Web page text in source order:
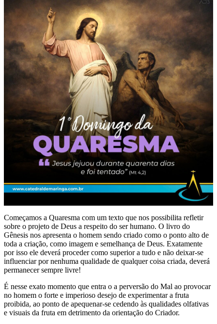
Começamos a Quaresma com um texto que nos possibilita refletir
sobre o projeto de Deus a respeito do ser humano. O livro do
Gênesis nos apresenta o homem sendo criado como o ponto alto de
toda a criação, como imagem e semelhança de Deus. Exatamente
por isso ele deverá proceder como superior a tudo e não deixar-se
influenciar por nenhuma qualidade de qualquer coisa criada, deverá
permanecer sempre livre!
É nesse exato momento que entra o a perversão do Mal ao provocar
no homem o forte e imperioso desejo de experimentar a fruta
proibida, ao ponto de apequenar-se cedendo às qualidades olfativas
e visuais da fruta em detrimento da orientação do Criador.